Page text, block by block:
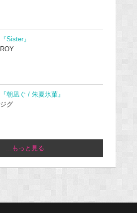
『Sister』
ROY
『朝凪ぐ / 朱夏氷菓』
ジグ
...もっと見る